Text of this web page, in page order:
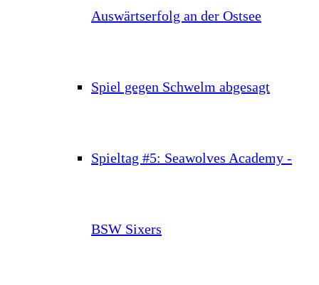
Auswärtserfolg an der Ostsee
Spiel gegen Schwelm abgesagt
Spieltag #5: Seawolves Academy -
BSW Sixers